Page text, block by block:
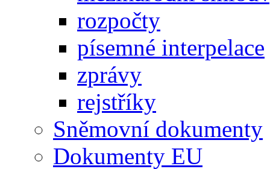
rozpočty
písemné interpelace
zprávy
rejstříky
Sněmovní dokumenty
Dokumenty EU